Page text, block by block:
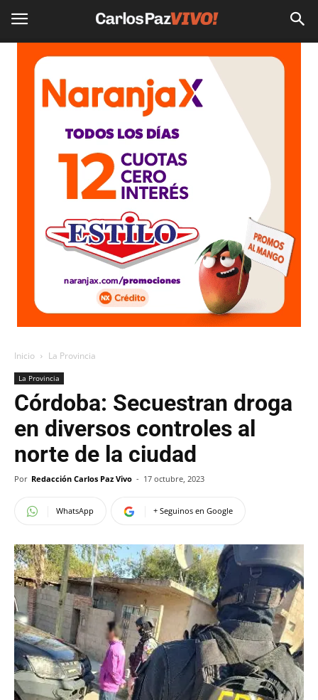
Inicio La Provincia
La Provincia
Córdoba: Secuestran droga
en diversos controles al
norte de la ciudad
Por Redacción Carlos Paz Vivo - 17 octubre, 2023
WhatsApp + Seguinos en Google